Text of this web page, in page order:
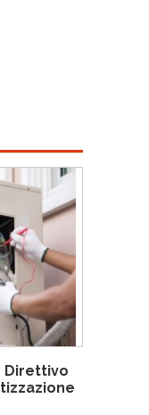
Direttivo